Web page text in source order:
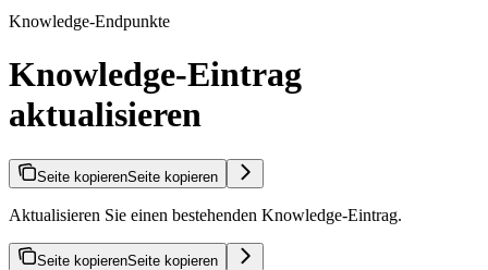
Knowledge-Endpunkte
Knowledge-Eintrag
aktualisieren
Seite kopierenSeite kopieren
Aktualisieren Sie einen bestehenden Knowledge-Eintrag.
Seite kopierenSeite kopieren